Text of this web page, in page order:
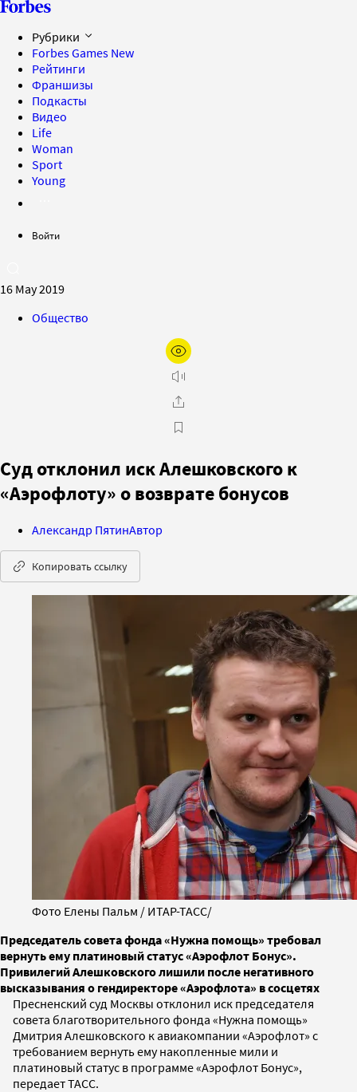
Рубрики
Forbes Games New
Рейтинги
Франшизы
Подкасты
Видео
Life
Woman
Sport
Young
Войти
16 May 2019
Общество
Суд отклонил иск Алешковского к
«Аэрофлоту» о возврате бонусов
Александр ПятинАвтор
Копировать ссылку
Фото Елены Пальм / ИТАР-ТАСС/
Председатель совета фонда «Нужна помощь» требовал
вернуть ему платиновый статус «Аэрофлот Бонус».
Привилегий Алешковского лишили после негативного
высказывания о гендиректоре «Аэрофлота» в сосцетях
Пресненский суд Москвы отклонил иск председателя
совета благотворительного фонда «Нужна помощь»
Дмитрия Алешковского к авиакомпании «Аэрофлот» с
требованием вернуть ему накопленные мили и
платиновый статус в программе «Аэрофлот Бонус»,
передает ТАСС.